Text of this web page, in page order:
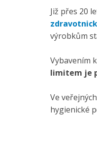
Již přes 20
výrobkům
Vybavením
limitem je
Ve
hygienické